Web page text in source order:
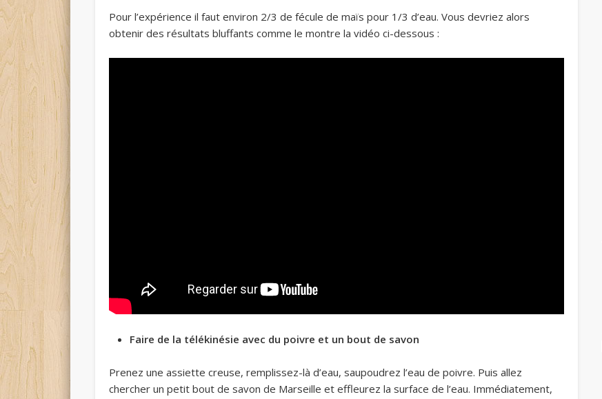
Pour l’expérience il faut environ 2/3 de fécule de maïs pour 1/3 d’eau. Vous devriez alors
obtenir des résultats bluffants comme le montre la vidéo ci-dessous :
Faire de la télékinésie avec du poivre et un bout de savon
Prenez une assiette creuse, remplissez-là d’eau, saupoudrez l’eau de poivre. Puis allez
chercher un petit bout de savon de Marseille et effleurez la surface de l’eau. Immédiatement,